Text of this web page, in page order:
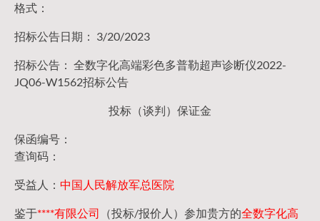
格式：
招标公告日期： 3/20/2023
招标公告： 全数字化高端彩色多普勒超声诊断仪2022-
JQ06-W1562招标公告
投标（谈判）保证金
保函编号：
查询码：
受益人： 中国人民解放军总医院
鉴于****有限公司 （投标/报价人）参加贵方的全数字化高